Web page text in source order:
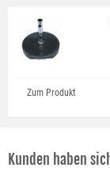
Zum Produkt
Kunden haben